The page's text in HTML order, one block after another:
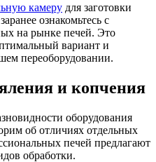
камеру для заготовки
ознакомьтесь с
на рынке печей. Это
вариант и
переоборудовании.
и копчения
оборудования
об отличиях отдельных
печей предлагают
обработки.